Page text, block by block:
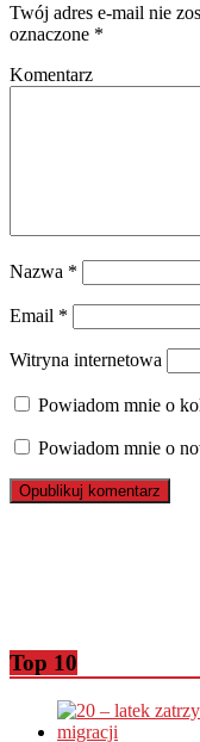
Twój adres e-mail nie
oznaczone *
Komentarz
Nazwa *
Email *
Witryna internetowa
Powiadom mnie o
Powiadom mnie o
Top 10